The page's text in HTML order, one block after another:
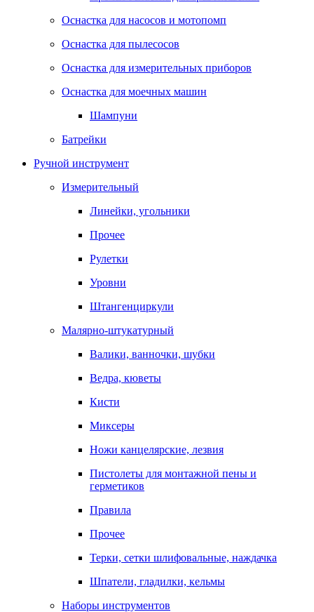
Оснастка для насосов и мотопомп
Оснастка для пылесосов
Оснастка для измерительных приборов
Оснастка для моечных машин
Шампуни
Батрейки
Ручной инструмент
Измерительный
Линейки, угольники
Прочее
Рулетки
Уровни
Штангенциркули
Малярно-штукатурный
Валики, ванночки, шубки
Ведра, кюветы
Кисти
Миксеры
Ножи канцелярские, лезвия
Пистолеты для монтажной пены и
герметиков
Правила
Прочее
Терки, сетки шлифовальные, наждачка
Шпатели, гладилки, кельмы
Наборы инструментов